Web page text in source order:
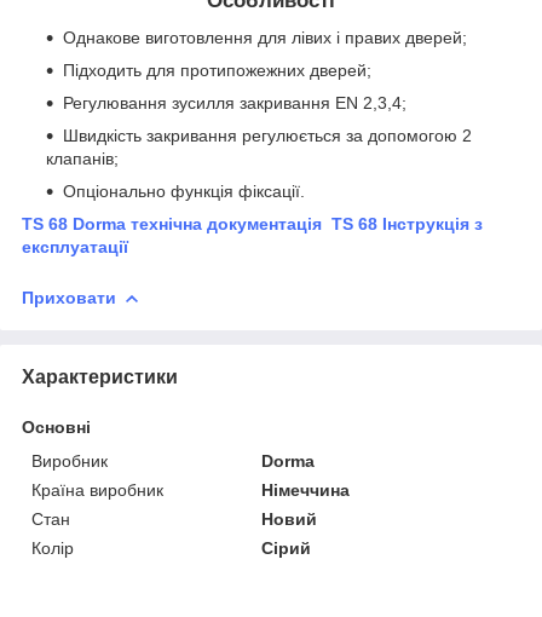
Однакове виготовлення для лівих і правих дверей;
Підходить для протипожежних дверей;
Регулювання зусилля закривання EN 2,3,4;
Швидкість закривання регулюється за допомогою 2
клапанів;
Опціонально функція фіксації.
TS 68 Dorma технічна документація TS 68 Інструкція з
експлуатації
Приховати
Характеристики
Основні
Виробник
Dorma
Країна виробник
Німеччина
Стан
Новий
Колір
Сірий